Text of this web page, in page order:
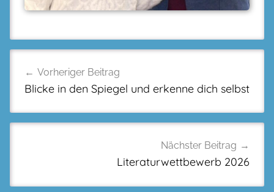
Vorheriger Beitrag
Blicke in den Spiegel und erkenne dich selbst
Nächster Beitrag
Literaturwettbewerb 2026